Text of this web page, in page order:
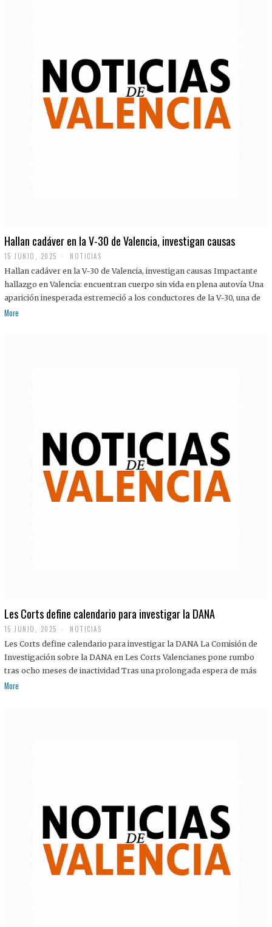
Hallan cadáver en la V-30 de Valencia, investigan causas
15 JUNIO, 2025 NOTICIAS
Hallan cadáver en la V-30 de Valencia, investigan causas Impactante
hallazgo en Valencia: encuentran cuerpo sin vida en plena autovía Una
aparición inesperada estremeció a los conductores de la V-30, una de
More
Les Corts define calendario para investigar la DANA
15 JUNIO, 2025 NOTICIAS
Les Corts define calendario para investigar la DANA La Comisión de
Investigación sobre la DANA en Les Corts Valencianes pone rumbo
tras ocho meses de inactividad Tras una prolongada espera de más
More